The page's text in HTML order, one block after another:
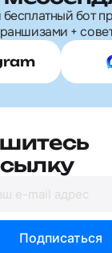
бот
+
Подписаться